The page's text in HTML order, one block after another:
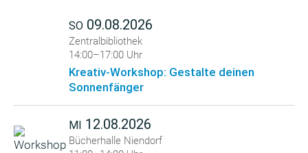
SO 09.08.2026
Zentralbibliothek
14:00–17:00 Uhr
Kreativ-Workshop: Gestalte deinen
Sonnenfänger
MI 12.08.2026
Bücherhalle Niendorf